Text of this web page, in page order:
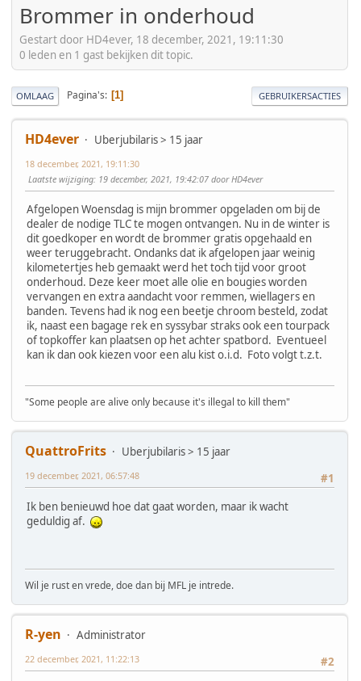
Brommer in onderhoud
Gestart door HD4ever, 18 december, 2021, 19:11:30
0 leden en 1 gast bekijken dit topic.
OMLAAG Pagina's 1 GEBRUIKERSACTIES
HD4ever Uberjubilaris > 15 jaar
18 december, 2021, 19:11:30
Laatste wijziging: 19 december, 2021, 19:42:07 door HD4ever
Afgelopen Woensdag is mijn brommer opgeladen om bij de
dealer de nodige TLC te mogen ontvangen. Nu in de winter is
dit goedkoper en wordt de brommer gratis opgehaald en
weer teruggebracht. Ondanks dat ik afgelopen jaar weinig
kilometertjes heb gemaakt werd het toch tijd voor groot
onderhoud. Deze keer moet alle olie en bougies worden
vervangen en extra aandacht voor remmen, wiellagers en
banden. Tevens had ik nog een beetje chroom besteld, zodat
ik, naast een bagage rek en syssybar straks ook een tourpack
of topkoffer kan plaatsen op het achter spatbord. Eventueel
kan ik dan ook kiezen voor een alu kist o.i.d. Foto volgt t.z.t.
"Some people are alive only because it's illegal to kill them"
QuattroFrits
Uberjubilaris > 15 jaar
#1
19 december, 2021, 06:57:48
Ik ben benieuwd hoe dat gaat worden, maar ik wacht
geduldig af.
Wil je rust en vrede, doe dan bij MFL je intrede.
R-yen
Administrator
#2
22 december, 2021, 11:22:13